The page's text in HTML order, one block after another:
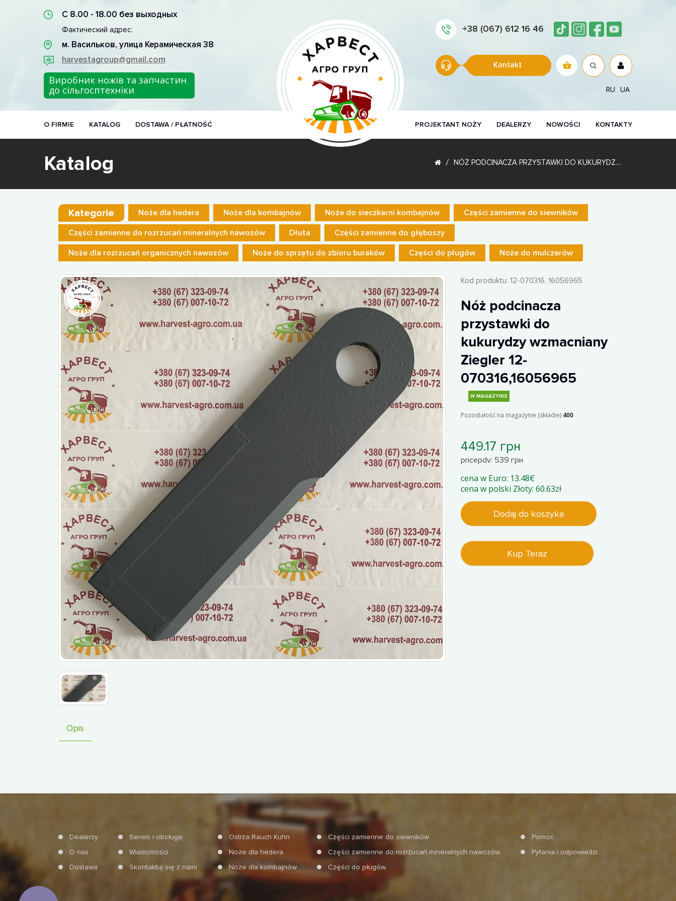
С 8.00 - 18.00 без выходных
Фактический адрес:
м. Васильков, улица Керамическая 38
harvestagroup@gmail.com
Виробник ножів та запчастин
до сільгосптехніки
+38 (067) 612 16 46
Kontakt
RU UA
O FIRMIE KATALOG DOSTAWA / PŁATNOŚĆ PROJEKTANT NOŻY DEALERZY NOWOŚCI KONTAKTY
Katalog NÓŻ PODCINACZA PRZYSTAWKI DO KUKURYDZY WZMACNIANY ZIEGLER 12-070316,16056965
Kategorie Noże dla hedera Noże dla kombajnów Noże do sieczkarni kombajnów
Części zamienne do siewników
Części zamienne do rozrzucań mineralnych nawozów
Dłuta
Części zamienne do głęboszy
Noże dla rozrzucań organicznych nawozów
Noże do sprzętu do zbioru buraków Części do pługów Noże do mulczerów
Kod produktu: 12-070316, 16056965
Nóż podcinacza
przystawki do
kukurydzy wzmacniany
Ziegler 12-
070316,16056965
W MAGAZYNIE
Pozostałość na magazynie (składie) 400
449.17 грн
pricepdv: 539 грн
cena w Euro: 13.48€
cena w polski Złoty: 60.63zł
Dodaj do koszyka
Kup Teraz
Opis
Dealerzy
O nas
Dostawa
Serwis i obsługa
Wiadomości
Skontaktuj się z nami
Ostrza Rauch Kuhn
Noże dla hedera
Noże dla kombajnów
Części zamienne do siewników
Części zamienne do rozrzucań mineralnych nawozów
Części do pługów
Pomoc
Pytania i odpowiedzi